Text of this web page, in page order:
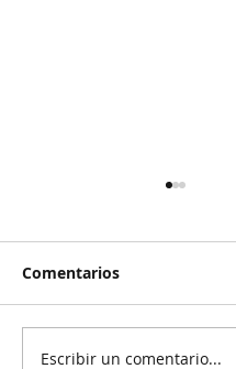
Reanudan
Comentarios
Escribir un comentario...